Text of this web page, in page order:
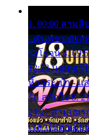
1. 00:00 สามสิ
- ศรเพชร ศรสุ
รุ่งโรจน์ 4.
12:23 มอเตอ
หิ้วกระเป๋า - แ
รัก สลักใจ 8.
24:27 สามเณร
เวลาไปหาเมีย